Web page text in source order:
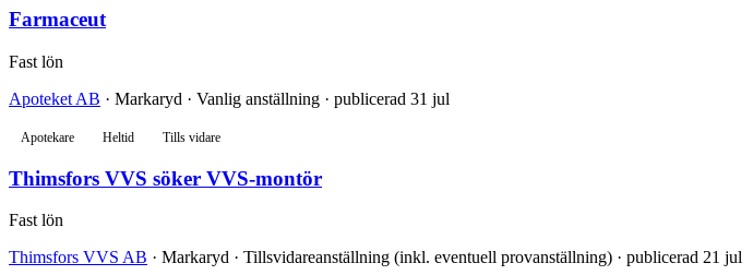
Farmaceut
Fast lön
Apoteket AB · Markaryd · Vanlig anställning · publicerad 31 jul
Apotekare Heltid Tills vidare
Thimsfors VVS söker VVS-montör
Fast lön
Thimsfors VVS AB · Markaryd · Tillsvidareanställning (inkl. eventuell provanställning) · publicerad 21 jul